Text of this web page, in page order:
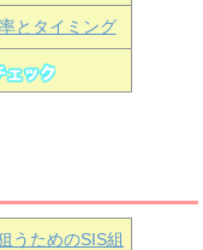
とタイミング
うためのSIS組